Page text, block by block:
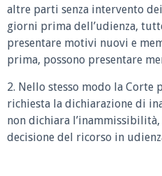
altre parti senza intervento
giorni prima dell’udienza,
presentare motivi nuovi e
prima, possono presentare
2. Nello stesso modo la Corte
richiesta la dichiarazione di
non dichiara
decisione del ricorso in